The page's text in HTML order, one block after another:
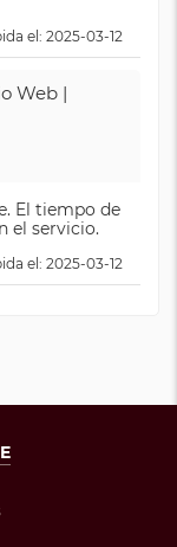
el: 2025-03-12
Web |
El tiempo de
el servicio.
el: 2025-03-12